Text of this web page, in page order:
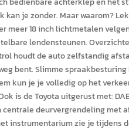
je zonder. Maar waarom?
18 inch lichtmetalen
lendensteunen.
houdt de auto zelfstandig
bent. Slimme
kun je je volledig op het
is de Toyota uitgerust met:
deurvergrendeling met
instrumentarium zie je